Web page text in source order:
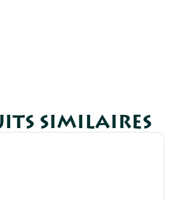
SIMILAIRES